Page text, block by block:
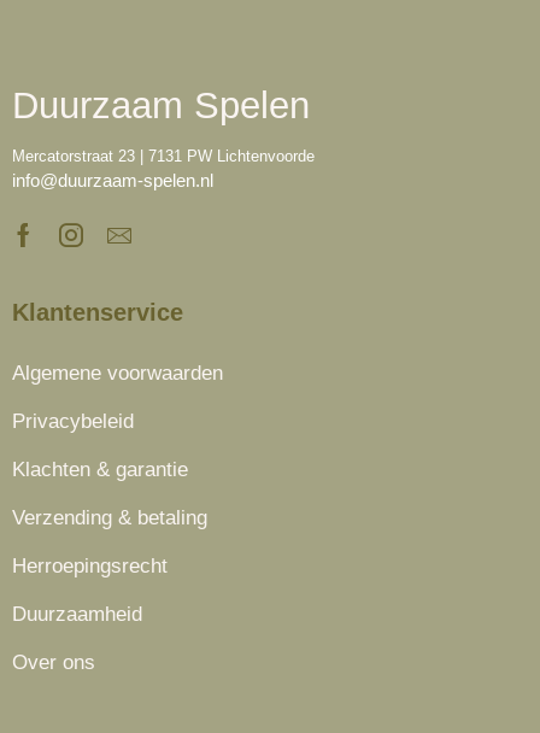
Duurzaam Spelen
Mercatorstraat 23 | 7131 PW Lichtenvoorde
info@duurzaam-spelen.nl
Klantenservice
Algemene voorwaarden
Privacybeleid
Klachten & garantie
Verzending & betaling
Herroepingsrecht
Duurzaamheid
Over ons